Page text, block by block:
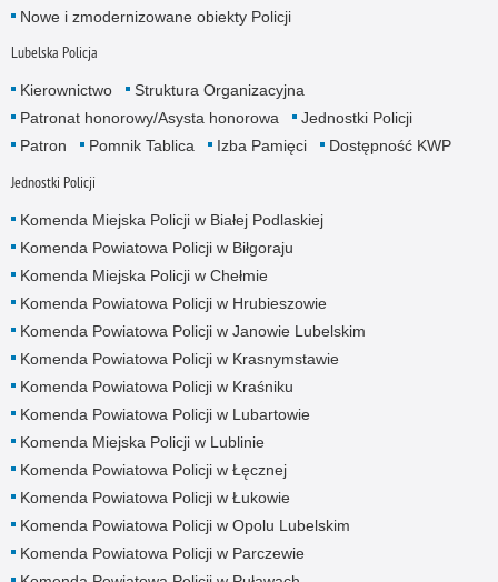
Nowe i zmodernizowane obiekty Policji
Lubelska Policja
Kierownictwo
Struktura Organizacyjna
Patronat honorowy/Asysta honorowa
Jednostki Policji
Patron
Pomnik Tablica Izba Pamięci Dostępność KWP
Jednostki Policji
Komenda Miejska Policji w Białej Podlaskiej
Komenda Powiatowa Policji w Biłgoraju
Komenda Miejska Policji w Chełmie
Komenda Powiatowa Policji w Hrubieszowie
Komenda Powiatowa Policji w Janowie Lubelskim
Komenda Powiatowa Policji w Krasnymstawie
Komenda Powiatowa Policji w Kraśniku
Komenda Powiatowa Policji w Lubartowie
Komenda Miejska Policji w Lublinie
Komenda Powiatowa Policji w Łęcznej
Komenda Powiatowa Policji w Łukowie
Komenda Powiatowa Policji w Opolu Lubelskim
Komenda Powiatowa Policji w Parczewie